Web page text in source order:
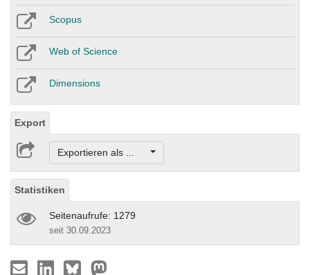
Scopus
Web of Science
Dimensions
Export
Exportieren als ...
Statistiken
Seitenaufrufe: 1279
seit 30.09.2023